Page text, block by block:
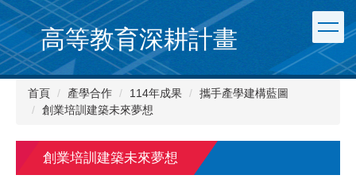
跳
到
主
要
內
高等教育深耕計畫
首頁 產學合作 114年成果
攜手產學建構藍圖
創業培訓建築未來夢想
創業培訓建築未來夢想